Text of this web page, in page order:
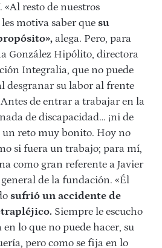
«Al resto de nuestros
motiva saber que su
alega. Pero, para
González Hipólito, directora
Integralia, que no puede
desgranar su labor al frente
de entrar a trabajar en la
de discapacidad… ¡ni de
un reto muy bonito. Hoy no
si fuera un trabajo; para mí,
como gran referente a Javier
de la fundación. «Él
sufrió un accidente de
Siempre le escucho
lo que no puede hacer, su
pero como se fija en lo